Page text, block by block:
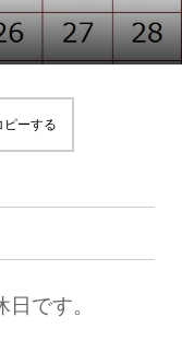
ピーする
です。